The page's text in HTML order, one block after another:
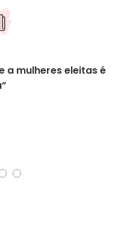
a mulheres eleitas é